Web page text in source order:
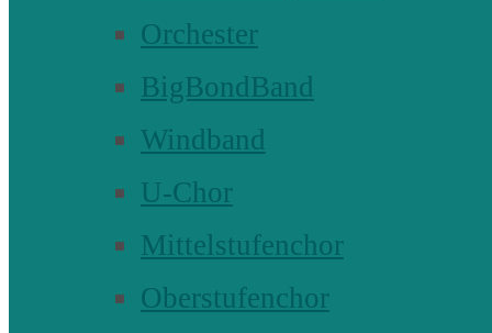
Orchester
BigBondBand
Windband
U-Chor
Mittelstufenchor
Oberstufenchor